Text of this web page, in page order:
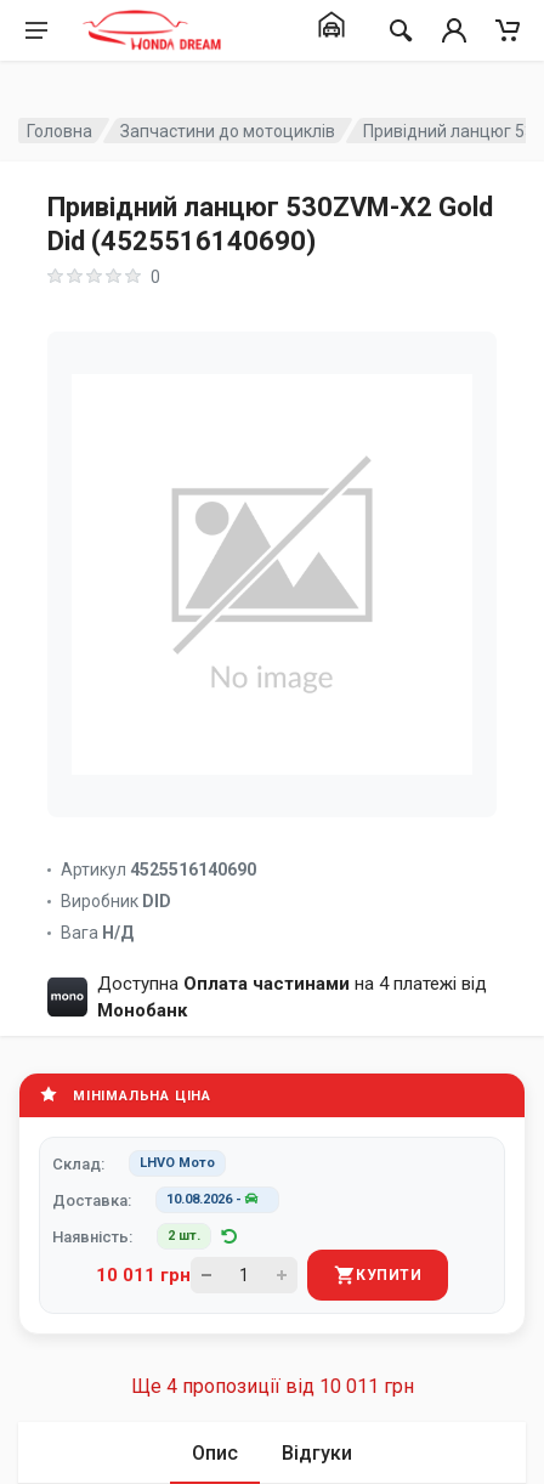
Головна Запчастини до мотоциклів Привідний ланцюг
Привідний ланцюг 530ZVM-X2 Gold
Did (4525516140690)
0
Артикул 4525516140690
Виробник DID
Вага Н/Д
Доступна Оплата частинами на 4 платежі від
Монобанк
МІНІМАЛЬНА ЦІНА
Склад: LHVO Мото
Доставка: 10.08.2026-
Наявність: 2 шт.
10 011 грн КУПИТИ
Ще 4 пропозиції від 10 011 грн
Опис Відгуки